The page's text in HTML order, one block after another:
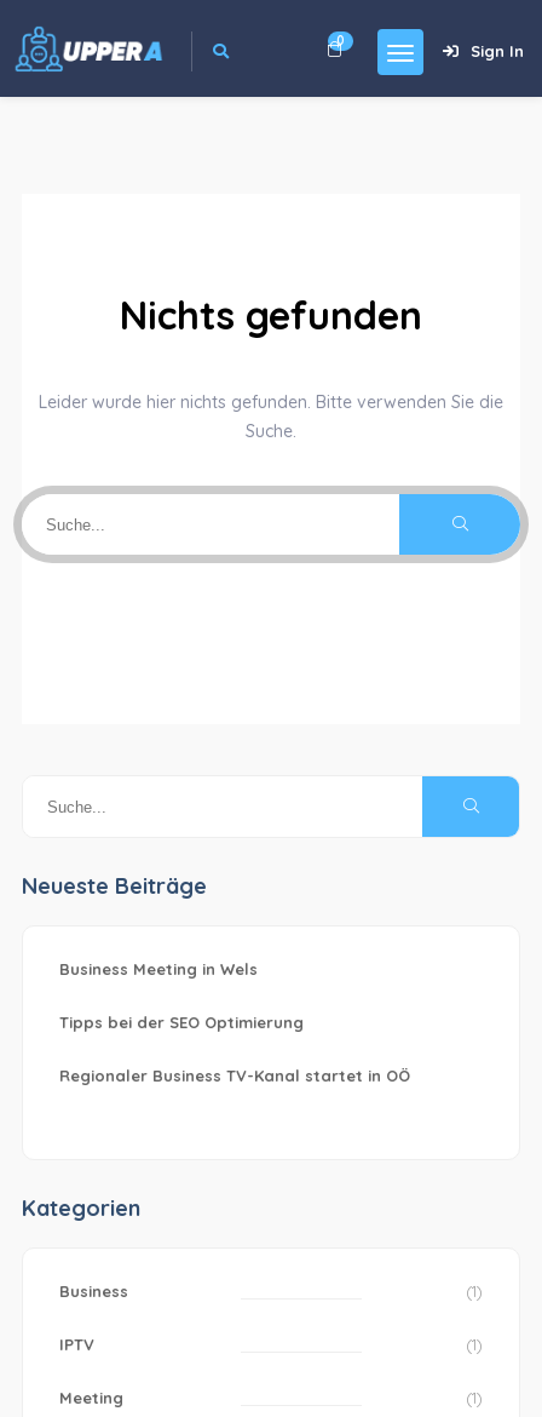
Sign In
0
Nichts gefunden
Leider wurde hier nichts gefunden. Bitte verwenden Sie die
Suche.
Neueste Beiträge
Business Meeting in Wels
Tipps bei der SEO Optimierung
Regionaler Business TV-Kanal startet in OÖ
Kategorien
Business (1)
IPTV (1)
Meeting (1)